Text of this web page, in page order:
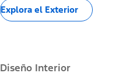
Explora el Exterior
Diseño Interior